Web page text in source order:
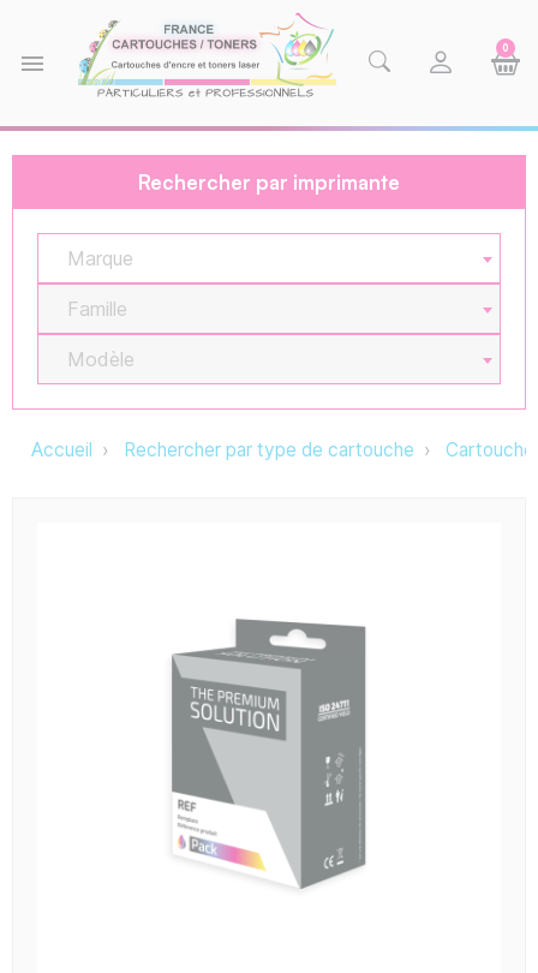
menu
0
Rechercher par imprimante
Marque
Famille
Modèle
Accueil Rechercher par type de cartouche